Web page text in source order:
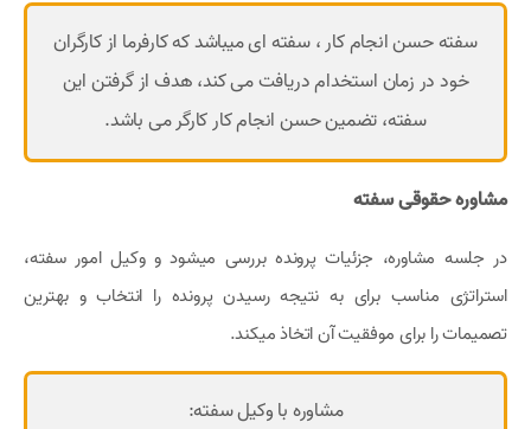
سفته حسن انجام کار ، سفته ای میباشد که کارفرما از کارگران
خود در زمان استخدام دریافت می کند، هدف از گرفتن این
سفته، تضمین حسن انجام کار کارگر می باشد.
مشاوره حقوقی سفته
در جلسه مشاوره، جزئیات پرونده بررسی میشود و وکیل امور سفته،
استراتژی مناسب برای به نتیجه رسیدن پرونده را انتخاب و بهترین
تصمیمات را برای موفقیت آن اتخاذ میکند.
مشاوره با وکیل سفته: